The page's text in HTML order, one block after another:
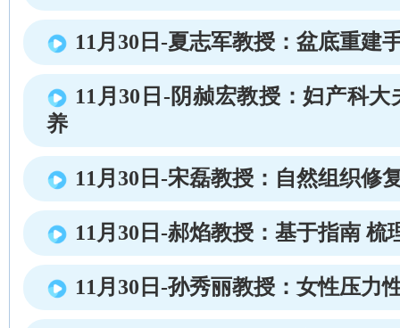
11月30日-夏志军教授：盆底重建
11月30日-阴赪宏教授：妇产科
养
11月30日-宋磊教授：自然组织修
11月30日-郝焰教授：基于指南 梳
11月30日-孙秀丽教授：女性压力